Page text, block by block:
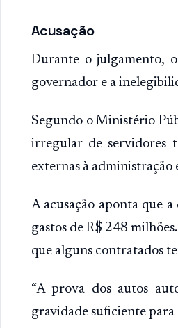
Acusação
Durante o julgamento,
governador e a
Segundo o Ministério
irregular de servidores
externas à administração
A acusação aponta que
gastos de R$ 248
que alguns contratados
“A prova dos autos
gravidade suficiente para